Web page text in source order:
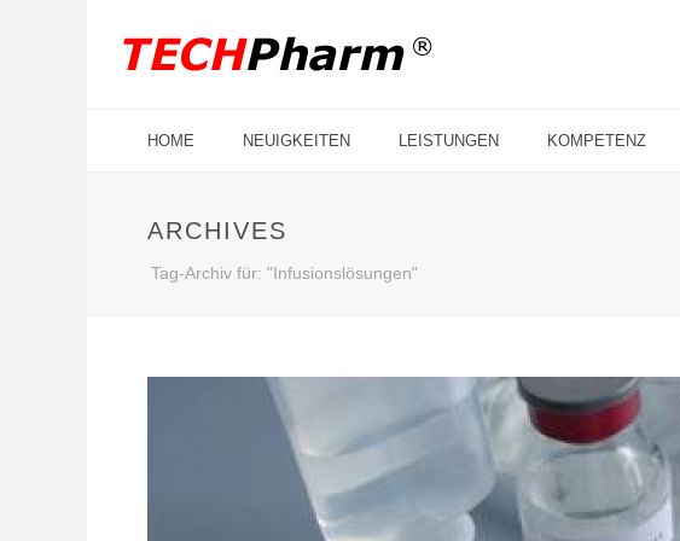
HOME NEUIGKEITEN LEISTUNGEN KOMPETENZ
ARCHIVES
Tag-Archiv für: "Infusionslösungen"